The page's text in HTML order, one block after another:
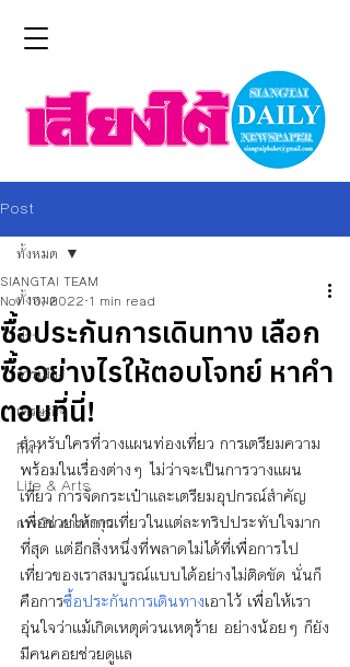
Post
ทั้งหมด
ข่าว
การเมือง
เศรษฐกิจ
กีฬา
Life & Arts
การเงิน การลงทุน
ทั้งหมด
ซื้อประกันการเดินทาง เลือก
ซื้ออย่างไรให้ตอบโจทย์ หาคำ
ตอบที่นี่!
SIANGTAI TEAM
Nov 10, 2022 1 min read
สำหรับใครที่วางแผนท่องเที่ยว การเตรียมความ
พร้อมในเรื่องต่างๆ ไม่ว่าจะเป็นการวางแผน
เที่ยว การจัดกระเป๋าและเตรียมอุปกรณ์สำคัญ
เพื่อช่วยให้การเที่ยวในแต่ละทริปประทับใจมาก
ที่สุด แต่อีกสิ่งหนึ่งที่พลาดไม่ได้ที่เพื่อการไป
เที่ยวของเราสมบูรณ์แบบได้อย่างไม่ติดขัด นั่นก็
คือการซื้อประกันการเดินทางเอาไว้ เพื่อให้เรา
อุ่นใจว่าแม้เกิดเหตุด่วนเหตุร้าย อย่างน้อยๆ ก็ยัง
มีคนคอยช่วยดูแล